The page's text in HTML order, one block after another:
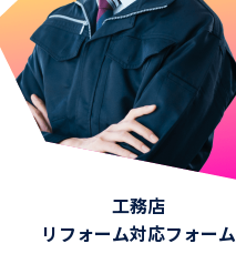
工務店
リフォーム対応フォーム